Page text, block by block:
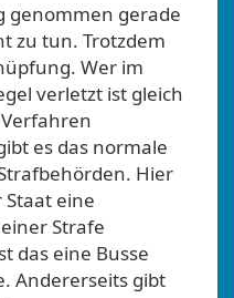
genommen gerade
zu tun. Trotzdem
Wer im
verletzt ist gleich
es das normale
Hier
eine
Strafe
das eine Busse
Andererseits gibt